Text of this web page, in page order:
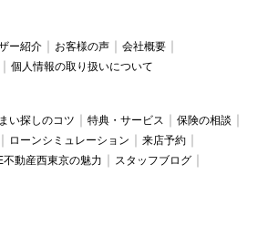
ー紹介 お客様の声
会社概要
個人情報の取り扱いについて
い探しのコツ 特典・サービス
保険の相談
ローンシミュレーション
来店予約
不動産西東京の魅力
スタッフブログ